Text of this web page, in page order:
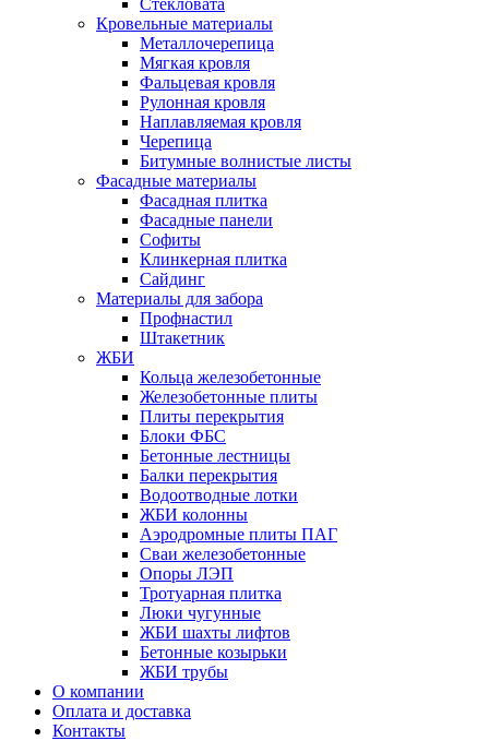
Стекловата
Кровельные материалы
Металлочерепица
Мягкая кровля
Фальцевая кровля
Рулонная кровля
Наплавляемая кровля
Черепица
Битумные волнистые листы
Фасадные материалы
Фасадная плитка
Фасадные панели
Софиты
Клинкерная плитка
Сайдинг
Материалы для забора
Профнастил
Штакетник
ЖБИ
Кольца железобетонные
Железобетонные плиты
Плиты перекрытия
Блоки ФБС
Бетонные лестницы
Балки перекрытия
Водоотводные лотки
ЖБИ колонны
Аэродромные плиты ПАГ
Сваи железобетонные
Опоры ЛЭП
Тротуарная плитка
Люки чугунные
ЖБИ шахты лифтов
Бетонные козырьки
ЖБИ трубы
О компании
Оплата и доставка
Контакты